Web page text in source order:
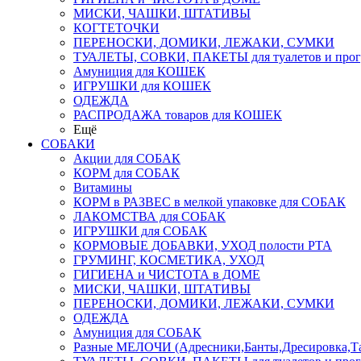
МИСКИ, ЧАШКИ, ШТАТИВЫ
КОГТЕТОЧКИ
ПЕРЕНОСКИ, ДОМИКИ, ЛЕЖАКИ, СУМКИ
ТУАЛЕТЫ, СОВКИ, ПАКЕТЫ для туалетов и
Амуниция для КОШЕК
ИГРУШКИ для КОШЕК
ОДЕЖДА
РАСПРОДАЖА товаров для КОШЕК
Ещё
СОБАКИ
Акции для СОБАК
КОРМ для СОБАК
Витамины
КОРМ в РАЗВЕС в мелкой упаковке для СОБАК
ЛАКОМСТВА для СОБАК
ИГРУШКИ для СОБАК
КОРМОВЫЕ ДОБАВКИ, УХОД полости РТА
ГРУМИНГ, КОСМЕТИКА, УХОД
ГИГИЕНА и ЧИСТОТА в ДОМЕ
МИСКИ, ЧАШКИ, ШТАТИВЫ
ПЕРЕНОСКИ, ДОМИКИ, ЛЕЖАКИ, СУМКИ
ОДЕЖДА
Амуниция для СОБАК
Разные МЕЛОЧИ